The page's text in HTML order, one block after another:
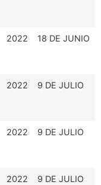
2022 18 DE JUNIO
2022 9 DE JULIO
2022 9 DE JULIO
2022 9 DE JULIO